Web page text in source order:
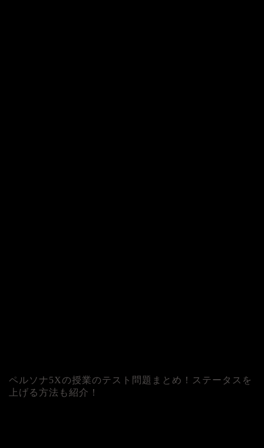
ペルソナ5Xの授業のテスト問題まとめ！ステータスを
上げる方法も紹介！